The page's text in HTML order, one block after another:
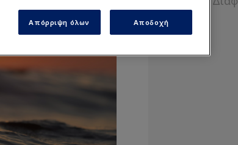
Απόρριψη όλων Αποδοχή